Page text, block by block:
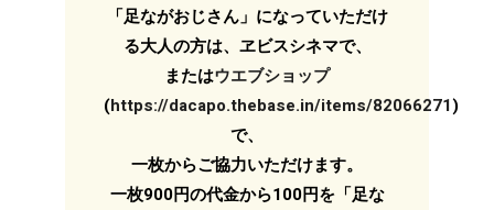
「足ながおじさん」になっていただけ
る大人の方は、ヱビスシネマで、
またはウエブショップ
(https://dacapo.thebase.in/items/82066271)
で、
一枚からご協力いただけます。
一枚900円の代金から100円を「足な